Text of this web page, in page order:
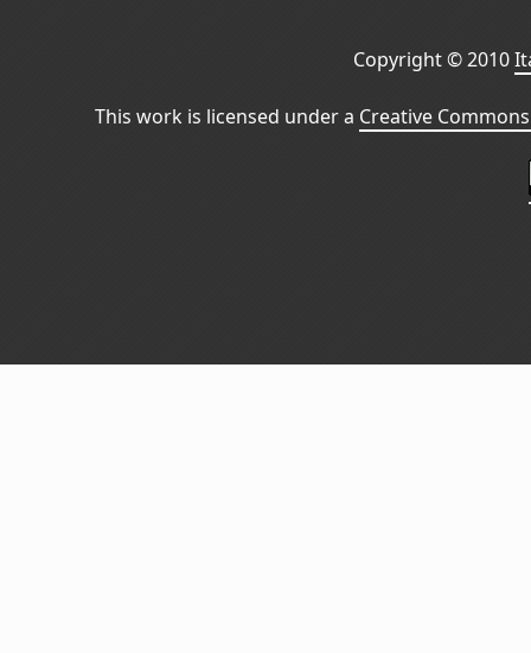
Copyright © 2010
This work is licensed under a Creative